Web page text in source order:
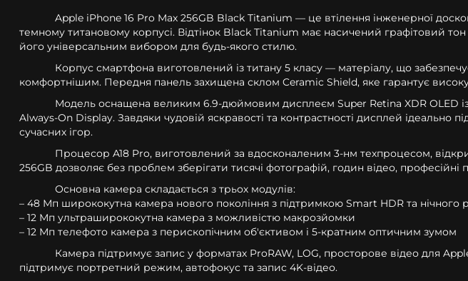
Apple iPhone 16 Pro Max 256GB Black Titanium — це втілення інженерної
темному титановому корпусі. Відтінок Black Titanium має насичений графітовий
його універсальним вибором для будь-якого стилю.
Корпус смартфона виготовлений із титану 5 класу — матеріалу, що
комфортнішим. Передня панель захищена склом Ceramic Shield, яке гарантує високу
Модель оснащена великим 6.9-дюймовим дисплеєм Super Retina XDR OLED
Always-On Display. Завдяки чудовій яскравості та контрастності дисплей ідеально
сучасних ігор.
Процесор A18 Pro, виготовлений за вдосконаленим 3-нм техпроцесом,
256GB дозволяє без проблем зберігати тисячі фотографій, годин відео,
Основна камера складається з трьох модулів:
– 48 Мп ширококутна камера нового покоління з підтримкою Smart HDR та нічного
– 12 Мп ультраширококутна камера з можливістю макрозйомки
– 12 Мп телефото камера з перископічним об'єктивом і 5-кратним оптичним зумом
Камера підтримує запис у форматах ProRAW, LOG, просторове відео для
підтримує портретний режим, автофокус та запис 4K-відео.